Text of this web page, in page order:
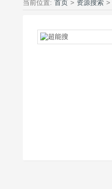
当前位置: 首页 > 资源搜索 >